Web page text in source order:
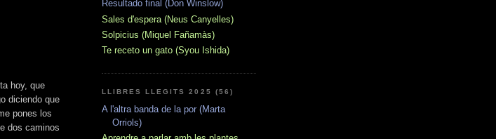
hoy, que
diciendo que
pones los
dos caminos
Resultado final (Don Winslow)
Sales d'espera (Neus Canyelles)
Solpicius (Miquel Fañamàs)
Te receto un gato (Syou Ishida)
LLIBRES LLEGITS 2025 (56)
A l'altra banda de la por (Marta
Orriols)